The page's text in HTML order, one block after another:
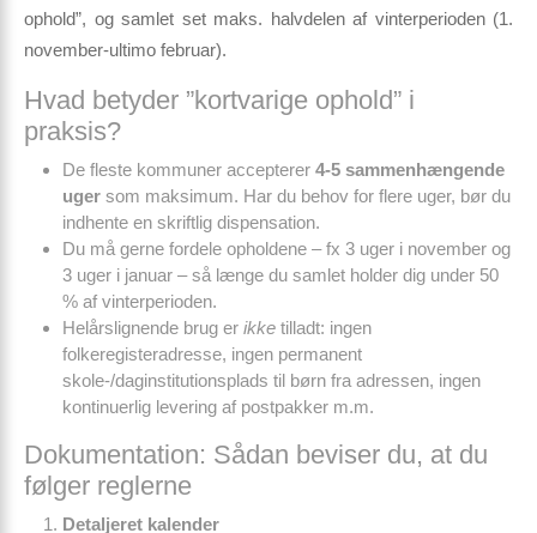
ophold”, og samlet set maks. halvdelen af vinterperioden(1.
november-ultimo februar).
Hvad betyder ”kortvarige ophold” i
praksis?
De fleste kommuner accepterer 4-5 sammenhængende
uger som maksimum. Har du behov for flere uger, bør du
indhente en skriftlig dispensation.
Du må gerne fordele opholdene – fx 3 uger i november og
3 uger i januar – så længe du samlet holder dig under 50
% af vinterperioden.
Helårslignende brug er ikke tilladt: ingen
folkeregisteradresse, ingen permanent
skole-/daginstitutionsplads til børn fra adressen, ingen
kontinuerlig levering af postpakker m.m.
Dokumentation: Sådan beviser du, at du
følger reglerne
Detaljeret kalender